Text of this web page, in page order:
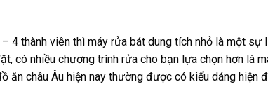
4 thành viên thì máy rửa bát dung tích nhỏ là một sự
có nhiều chương trình rửa cho bạn lựa chọn hơn là
ăn châu Âu hiện nay thường được có kiểu dáng hiện